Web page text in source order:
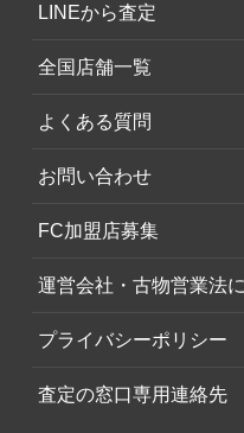
LINEから査定
全国店舗一覧
よくある質問
お問い合わせ
FC加盟店募集
運営会社・古物営業法
プライバシーポリシー
査定の窓口専用連絡先